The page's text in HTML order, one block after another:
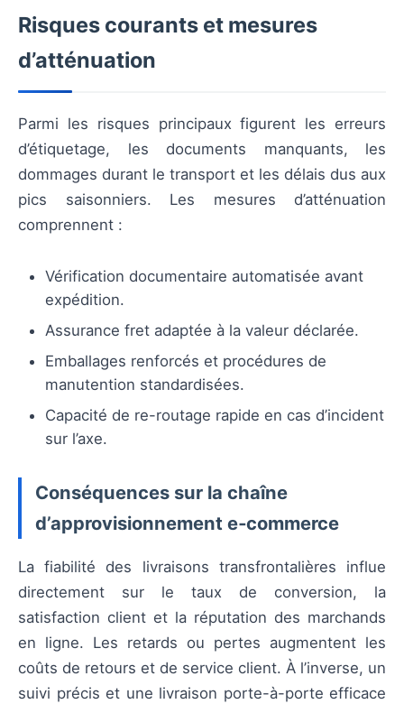
Risques courants et mesures
d’atténuation
Parmi les risques principaux figurent les erreurs
d’étiquetage, les documents manquants, les
dommages durant le transport et les délais dus aux
pics saisonniers. Les mesures d’atténuation
comprennent :
Vérification documentaire automatisée avant
expédition.
Assurance fret adaptée à la valeur déclarée.
Emballages renforcés et procédures de
manutention standardisées.
Capacité de re-routage rapide en cas d’incident
sur l’axe.
Conséquences sur la chaîne
d’approvisionnement e‑commerce
La fiabilité des livraisons transfrontalières influe
directement sur le taux de conversion, la
satisfaction client et la réputation des marchands
en ligne. Les retards ou pertes augmentent les
coûts de retours et de service client. À l’inverse, un
suivi précis et une livraison porte-à-porte efficace